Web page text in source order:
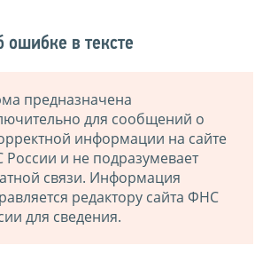
ошибке в тексте
предназначена
для сообщений о
информации на сайте
и не подразумевает
связи. Информация
редактору сайта ФНС
для сведения.